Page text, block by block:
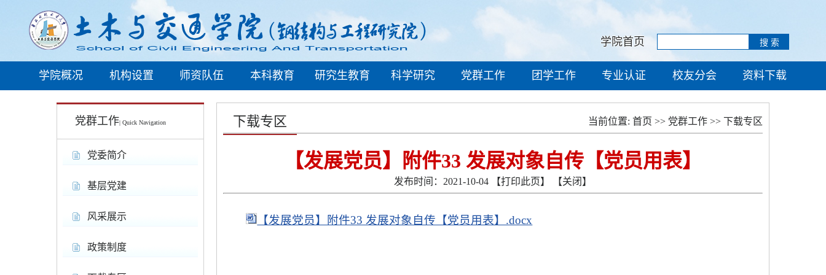
学院首页
学院概况 机构设置 师资队伍 本科教育 研究生教育 科学研究 党群工作 团学工作 专业认证 校友分会 资料下载
党群工作| Quick Navigation
党委简介
基层党建
风采展示
政策制度
下载专区 当前位置: 首页 >> 党群工作 >> 下载专区
【发展党员】附件33 发展对象自传【党员用表】
发布时间：2021-10-04 【打印此页】 【关闭】
【发展党员】附件33 发展对象自传【党员用表】.docx